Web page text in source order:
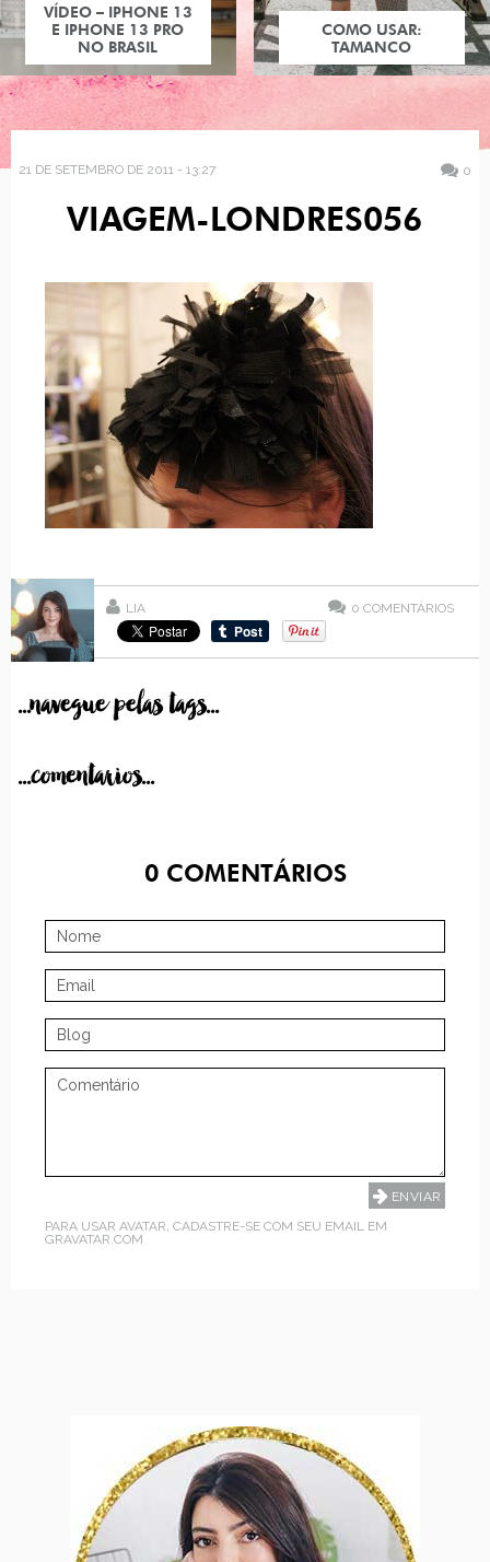
VÍDEO – IPHONE 13
E IPHONE 13 PRO
NO BRASIL
COMO USAR:
TAMANCO
21 DE SETEMBRO DE 2011 - 13:27 0
VIAGEM-LONDRES056
LIA 0 COMENTÁRIOS
...navegue pelas tags...
...comentarios...
0COMENTÁRIOS
PARA USAR AVATAR, CADASTRE-SE COM SEU EMAIL EM
GRAVATAR.COM